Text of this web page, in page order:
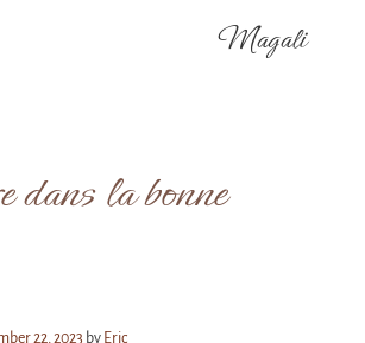
Magali
la bonne
22, 2023 by Eric